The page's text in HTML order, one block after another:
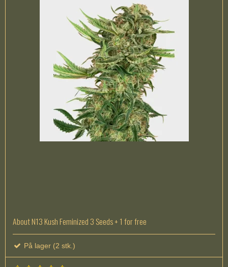
About N13 Kush Feminized 3 Seeds + 1 for free
På lager (2 stk.)